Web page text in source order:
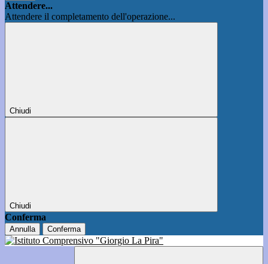
Attendere...
Attendere il completamento dell'operazione...
Chiudi
Chiudi
Conferma
Annulla Conferma